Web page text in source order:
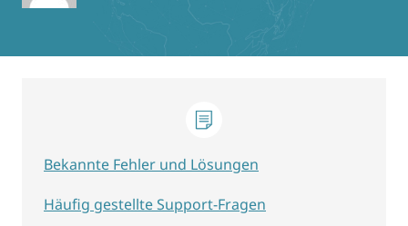
Bekannte Fehler und Lösungen
Häufig gestellte Support-Fragen